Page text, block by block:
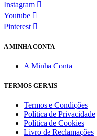
Instagram
Youtube
Pinterest
A MINHA CONTA
A Minha Conta
TERMOS GERAIS
Termos e Condições
Política de Privacidade
Política de Cookies
Livro de Reclamações